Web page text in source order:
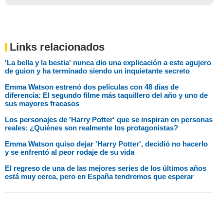
Links relacionados
'La bella y la bestia' nunca dio una explicación a este agujero
de guion y ha terminado siendo un inquietante secreto
Emma Watson estrenó dos películas con 48 días de
diferencia: El segundo filme más taquillero del año y uno de
sus mayores fracasos
Los personajes de 'Harry Potter' que se inspiran en personas
reales: ¿Quiénes son realmente los protagonistas?
Emma Watson quiso dejar 'Harry Potter', decidió no hacerlo
y se enfrentó al peor rodaje de su vida
El regreso de una de las mejores series de los últimos años
está muy cerca, pero en España tendremos que esperar